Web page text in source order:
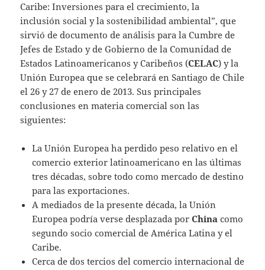
Caribe: Inversiones para el crecimiento, la
inclusión social y la sostenibilidad ambiental”, que
sirvió de documento de análisis para la Cumbre de
Jefes de Estado y de Gobierno de la Comunidad de
Estados Latinoamericanos y Caribeños (CELAC) y la
Unión Europea que se celebrará en Santiago de Chile
el 26 y 27 de enero de 2013. Sus principales
conclusiones en materia comercial son las
siguientes:
La Unión Europea ha perdido peso relativo en el
comercio exterior latinoamericano en las últimas
tres décadas, sobre todo como mercado de destino
para las exportaciones.
A mediados de la presente década, la Unión
Europea podría verse desplazada porChina como
segundo socio comercial de América Latina y el
Caribe.
Cerca de dos tercios del comercio internacional de